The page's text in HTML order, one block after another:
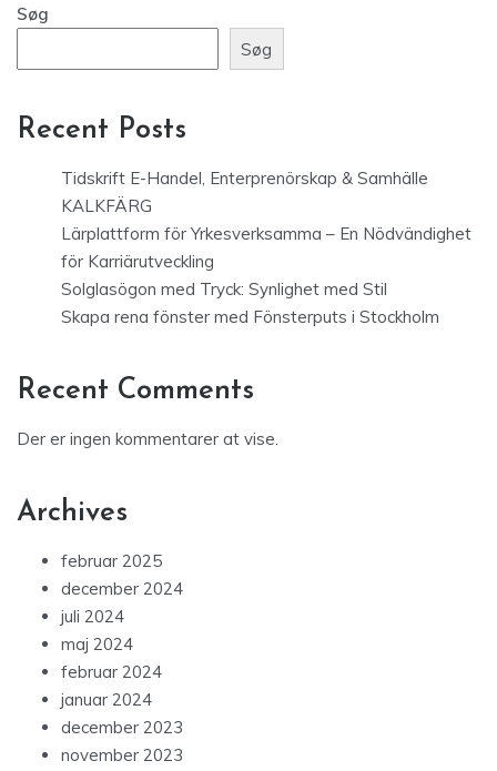
Søg
Søg
Recent Posts
Tidskrift E-Handel, Enterprenörskap & Samhälle
KALKFÄRG
Lärplattform för Yrkesverksamma – En Nödvändighet
för Karriärutveckling
Solglasögon med Tryck: Synlighet med Stil
Skapa rena fönster med Fönsterputs i Stockholm
Recent Comments
Der er ingen kommentarer at vise.
Archives
februar 2025
december 2024
juli 2024
maj 2024
februar 2024
januar 2024
december 2023
november 2023